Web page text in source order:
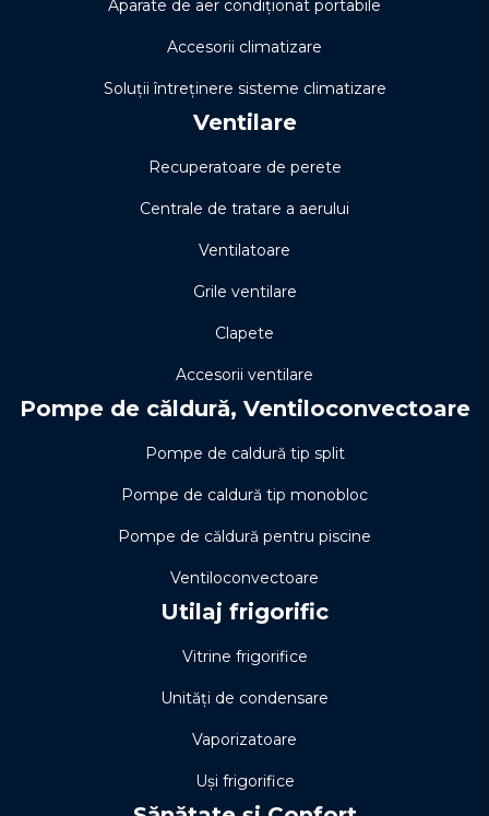
Aparate de aer condiționat portabile
Accesorii climatizare
Soluţii întreţinere sisteme climatizare
Ventilare
Recuperatoare de perete
Centrale de tratare a aerului
Ventilatoare
Grile ventilare
Clapete
Accesorii ventilare
Pompe de căldură, Ventiloconvectoare
Pompe de caldură tip split
Pompe de caldură tip monobloc
Pompe de căldură pentru piscine
Ventiloconvectoare
Utilaj frigorific
Vitrine frigorifice
Unități de condensare
Vaporizatoare
Uși frigorifice